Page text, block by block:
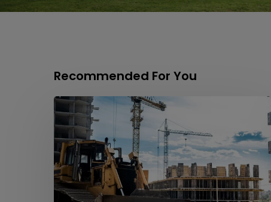
Recommended For You
Labirin,
Bahan
dan
Laluan
Menuju
Sifar
Bersih